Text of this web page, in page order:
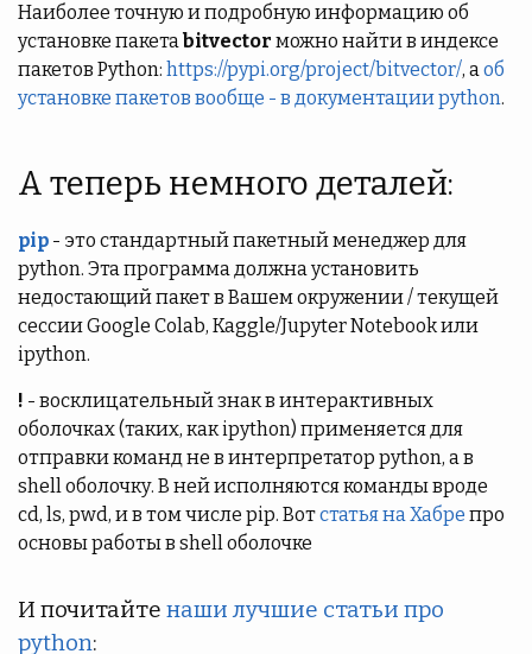
Наиболее точную и подробную информацию об
установке пакетаbitvector можно найти в индексе
пакетов Python: https://pypi.org/project/bitvector/, аоб
установке пакетов вообще - в документации python.
А теперь немного деталей:
pip - это стандартный пакетный менеджер для
python. Эта программа должна установить
недостающий пакет в Вашем окружении / текущей
сессии Google Colab, Kaggle/Jupyter Notebook или
ipython.
! - восклицательный знак в интерактивных
оболочках (таких, как ipython) применяется для
отправки команд не в интерпретатор python, а в
shell оболочку. В ней исполняются команды вроде
cd, ls, pwd, и в том числе pip. Вотстатья на Хабре про
основы работы в shell оболочке
И почитайте наши лучшие статьи про
python: